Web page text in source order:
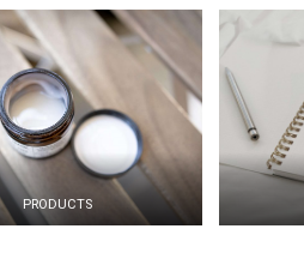
PRODUCTS